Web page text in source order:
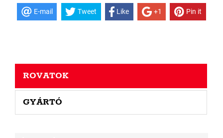
E-mail Tweet Like +1 Pin it
ROVATOK
GYÁRTÓ